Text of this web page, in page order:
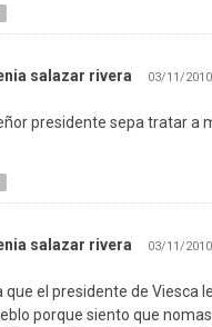
salazar rivera 03/11/
presidente sepa tratar a
salazar rivera 03/11/2010
que el presidente de Viesca
porque siento que